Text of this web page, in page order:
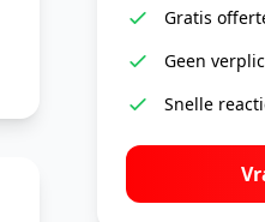
Gratis
Geen
Snelle